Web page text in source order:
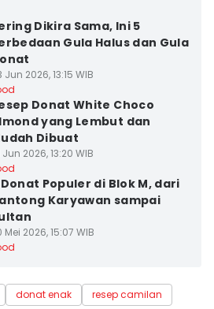
Dikira Sama, Ini 5
Gula Halus dan Gula
Jun 2026, 13:15 WIB
Donat White Choco
yang Lembut dan
Dibuat
Jun 2026, 13:20 WIB
Donat Populer di Blok M, dari
Karyawan sampai
Mei 2026, 15:07 WIB
donat enak
resep camilan